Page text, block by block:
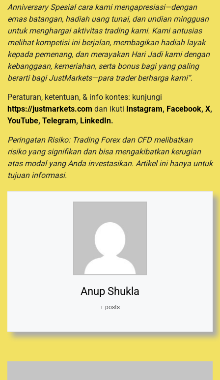
Anniversary Spesial cara kami mengapresiasi—dengan
emas batangan, hadiah uang tunai, dan undian mingguan
untuk menghargai aktivitas trading kami. Kami antusias
melihat kompetisi ini berjalan, membagikan hadiah layak
kepada pemenang, dan merayakan Hari Jadi kami dengan
kebanggaan, kemeriahan, serta bonus bagi yang paling
berarti bagi JustMarkets—para trader berharga kami”.
Peraturan, ketentuan, & info kontes: kunjungi
https://justmarkets.com dan ikuti Instagram, Facebook, X,
YouTube, Telegram, LinkedIn.
Peringatan Risiko: Trading Forex dan CFD melibatkan
risiko yang signifikan dan bisa mengakibatkan kerugian
atas modal yang Anda investasikan. Artikel ini hanya untuk
tujuan informasi.
Anup Shukla
+ posts